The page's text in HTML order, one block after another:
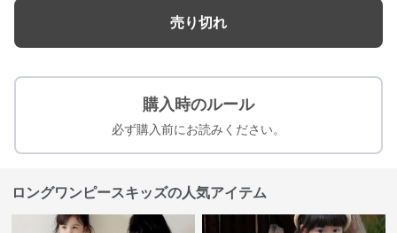
売り切れ
購入時のルール
必ず購入前にお読みください。
ロングワンピースキッズの人気アイテム